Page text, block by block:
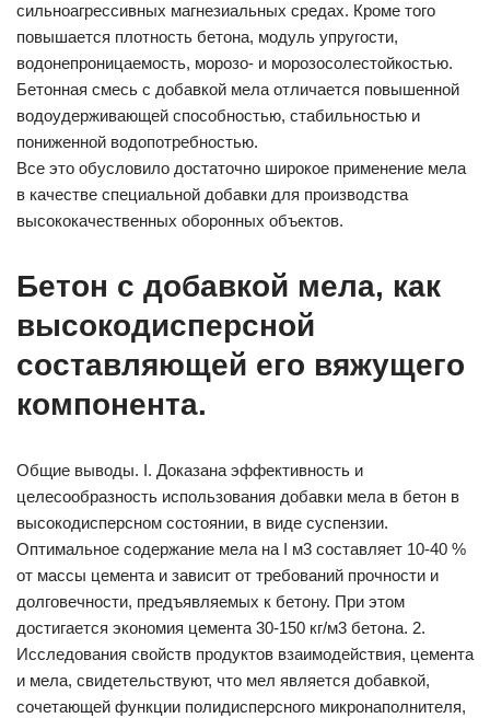
сильноагрессивных магнезиальных средах. Кроме того
повышается плотность бетона, модуль упругости,
водонепроницаемость, морозо- и морозосолестойкостью.
Бетонная смесь с добавкой мела отличается повышенной
водоудерживающей способностью, стабильностью и
пониженной водопотребностью.
Все это обусловило достаточно широкое применение мела
в качестве специальной добавки для производства
высококачественных оборонных объектов.
Бетон с добавкой мела, как
высокодисперсной
составляющей его вяжущего
компонента.
Общие выводы. I. Доказана эффективность и
целесообразность использования добавки мела в бетон в
высокодисперсном состоянии, в виде суспензии.
Оптимальное содержание мела на I м3 составляет 10-40 %
от массы цемента и зависит от требований прочности и
долговечности, предъявляемых к бетону. При этом
достигается экономия цемента 30-150 кг/м3 бетона. 2.
Исследования свойств продуктов взаимодействия, цемента
и мела, свидетельствуют, что мел является добавкой,
сочетающей функции полидисперсного микронаполнителя,